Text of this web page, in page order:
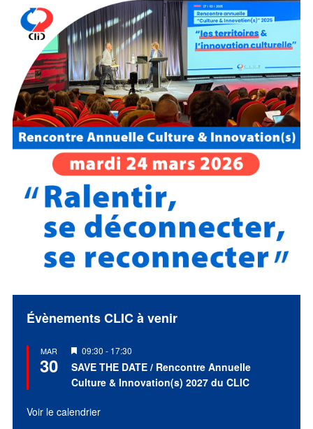
Évènements CLIC à venir
MAR
30
Mis
en
avant
09:30 - 17:30
SAVE THE DATE / Rencontre Annuelle
Culture & Innovation(s) 2027 du CLIC
Voir le calendrier